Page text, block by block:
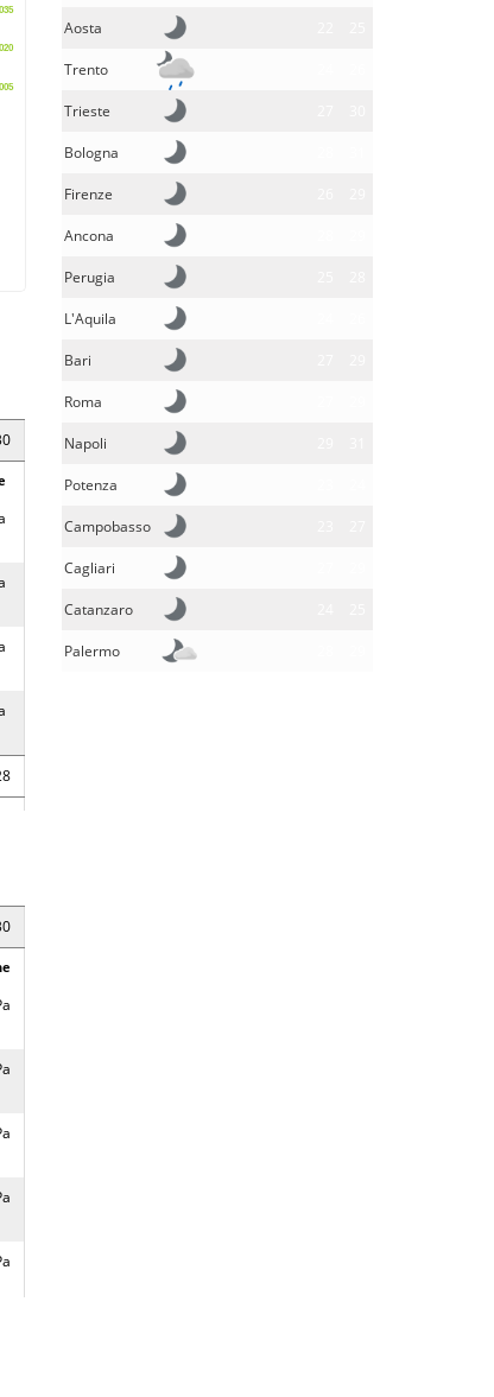
Aosta
Trento
Trieste
Bologna
Firenze
Ancona
Perugia
L'Aquila
Bari
Roma
Napoli
Potenza
Campobasso
Cagliari
Catanzaro
Palermo